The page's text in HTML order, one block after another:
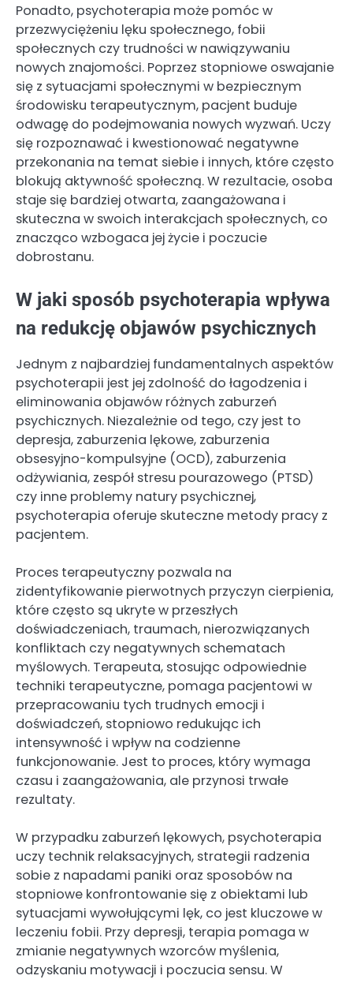
Ponadto, psychoterapia może pomóc w
przezwyciężeniu lęku społecznego, fobii
społecznych czy trudności w nawiązywaniu
nowych znajomości. Poprzez stopniowe oswajanie
się z sytuacjami społecznymi w bezpiecznym
środowisku terapeutycznym, pacjent buduje
odwagę do podejmowania nowych wyzwań. Uczy
się rozpoznawać i kwestionować negatywne
przekonania na temat siebie i innych, które często
blokują aktywność społeczną. W rezultacie, osoba
staje się bardziej otwarta, zaangażowana i
skuteczna w swoich interakcjach społecznych, co
znacząco wzbogaca jej życie i poczucie
dobrostanu.
W jaki sposób psychoterapia wpływa
na redukcję objawów psychicznych
Jednym z najbardziej fundamentalnych aspektów
psychoterapii jest jej zdolność do łagodzenia i
eliminowania objawów różnych zaburzeń
psychicznych. Niezależnie od tego, czy jest to
depresja, zaburzenia lękowe, zaburzenia
obsesyjno-kompulsyjne (OCD), zaburzenia
odżywiania, zespół stresu pourazowego (PTSD)
czy inne problemy natury psychicznej,
psychoterapia oferuje skuteczne metody pracy z
pacjentem.
Proces terapeutyczny pozwala na
zidentyfikowanie pierwotnych przyczyn cierpienia,
które często są ukryte w przeszłych
doświadczeniach, traumach, nierozwiązanych
konfliktach czy negatywnych schematach
myślowych. Terapeuta, stosując odpowiednie
techniki terapeutyczne, pomaga pacjentowi w
przepracowaniu tych trudnych emocji i
doświadczeń, stopniowo redukując ich
intensywność i wpływ na codzienne
funkcjonowanie. Jest to proces, który wymaga
czasu i zaangażowania, ale przynosi trwałe
rezultaty.
W przypadku zaburzeń lękowych, psychoterapia
uczy technik relaksacyjnych, strategii radzenia
sobie z napadami paniki oraz sposobów na
stopniowe konfrontowanie się z obiektami lub
sytuacjami wywołującymi lęk, co jest kluczowe w
leczeniu fobii. Przy depresji, terapia pomaga w
zmianie negatywnych wzorców myślenia,
odzyskaniu motywacji i poczucia sensu. W